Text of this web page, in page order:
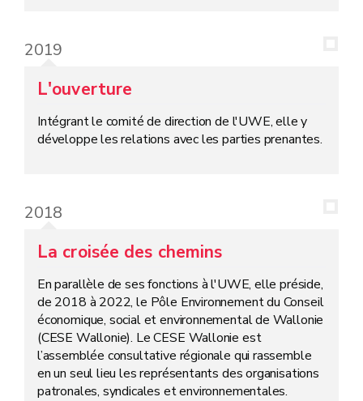
2019
L'ouverture
Intégrant le comité de direction de l'UWE, elle y
développe les relations avec les parties prenantes.
2018
La croisée des chemins
En parallèle de ses fonctions à l'UWE, elle préside,
de 2018 à 2022, le Pôle Environnement du Conseil
économique, social et environnemental de Wallonie
(CESE Wallonie). Le CESE Wallonie est
l’assemblée consultative régionale qui rassemble
en un seul lieu les représentants des organisations
patronales, syndicales et environnementales.